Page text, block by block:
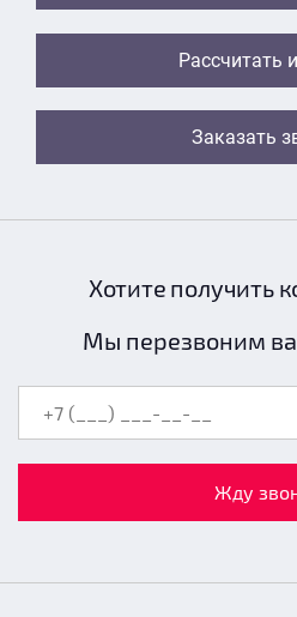
Рассчитать
Заказать
Хотите получить
Мы перезвоним
Жду